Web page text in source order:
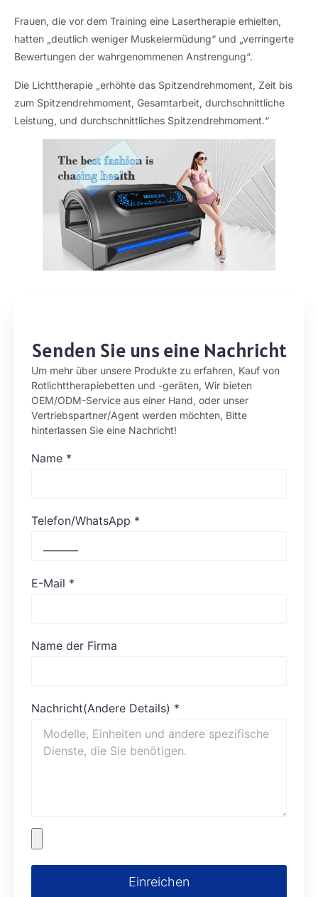
Frauen, die vor dem Training eine Lasertherapie erhielten,
hatten „deutlich weniger Muskelermüdung“ und „verringerte
Bewertungen der wahrgenommenen Anstrengung“.
Die Lichttherapie „erhöhte das Spitzendrehmoment, Zeit bis
zum Spitzendrehmoment, Gesamtarbeit, durchschnittliche
Leistung, und durchschnittliches Spitzendrehmoment.“
Senden Sie uns eine Nachricht
Um mehr über unsere Produkte zu erfahren, Kauf von
Rotlichttherapiebetten und -geräten, Wir bieten
OEM/ODM-Service aus einer Hand, oder unser
Vertriebspartner/Agent werden möchten, Bitte
hinterlassen Sie eine Nachricht!
Name *
Telefon/WhatsApp *
E-Mail *
Name der Firma
Nachricht(Andere Details) *
Einreichen